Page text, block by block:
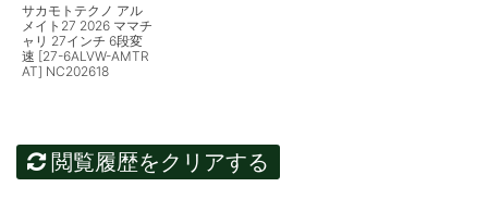
サカモトテクノ アル
メイト27 2026 ママチ
ャリ 27インチ 6段変
速 [27-6ALVW-AMTR
AT] NC202618
閲覧履歴をクリアする